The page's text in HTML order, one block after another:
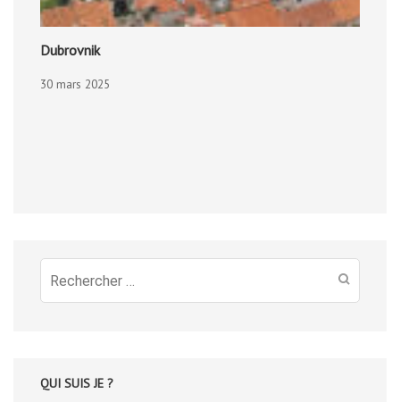
Dubrovnik
30 mars 2025
Recherche
pour
QUI SUIS JE ?